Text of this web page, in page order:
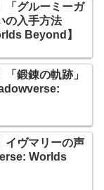
「グルーミーガ
の入手方法
Beyond】
「鍛錬の軌跡」
イヴマリーの声
Worlds